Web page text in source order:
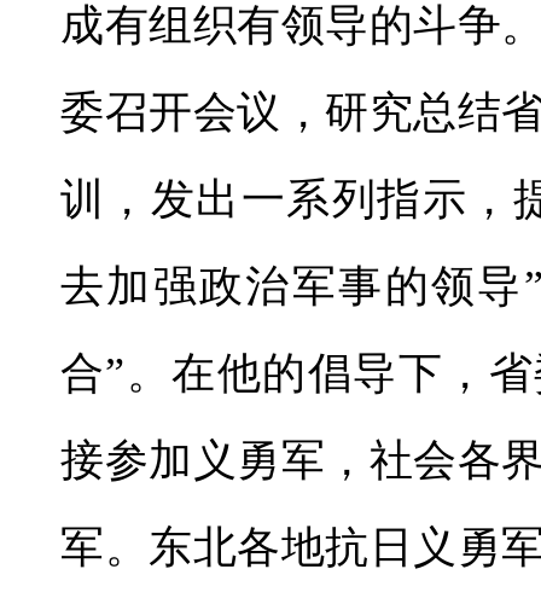
成有组织有领导的斗争
委召开会议，研究总结
训，发出一系列指示，
去加强政治军事的领导
合”。在他的倡导下，
接参加义勇军，社会各
军。东北各地抗日义勇